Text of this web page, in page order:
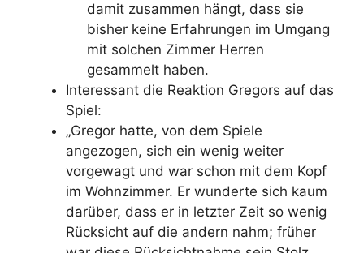
damit zusammen hängt, dass sie
bisher keine Erfahrungen im Umgang
mit solchen Zimmer Herren
gesammelt haben.
Interessant die Reaktion Gregors auf das
Spiel:
„Gregor hatte, von dem Spiele
angezogen, sich ein wenig weiter
vorgewagt und war schon mit dem Kopf
im Wohnzimmer. Er wunderte sich kaum
darüber, dass er in letzter Zeit so wenig
Rücksicht auf die andern nahm; früher